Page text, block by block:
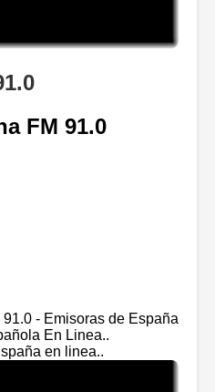
FM 91.0
- Emisoras de España
En Linea..
en linea..